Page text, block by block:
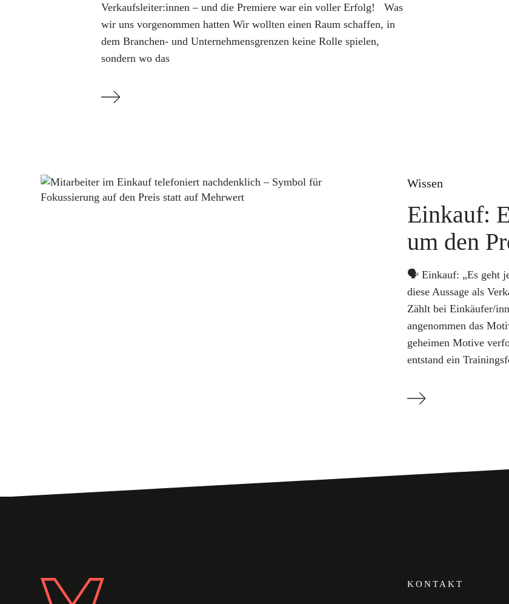
Verkaufsleiter:innen – und die Premiere war ein voller Erfolg! Was
wir uns vorgenommen hatten Wir wollten einen Raum schaffen, in
dem Branchen- und Unternehmensgrenzen keine Rolle spielen,
sondern wo das
Wissen
Einkauf:
um den
🗣️ Einkauf: „Es geht
diese Aussage als
Zählt bei Einkäufer/
angenommen das
geheimen Motive
entstand ein
KONTAKT